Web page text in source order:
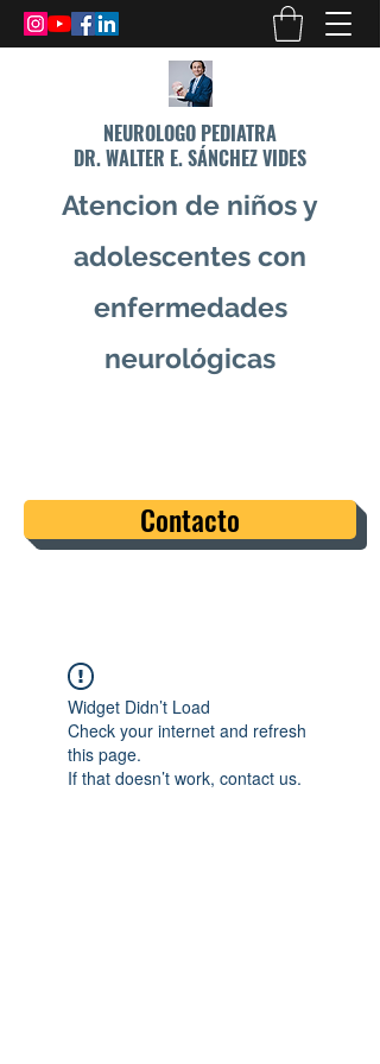
NEUROLOGO PEDIATRA
DR. WALTER E. SÁNCHEZ VIDES
Atencion de niños y
adolescentes con
enfermedades
neurológicas
Contacto
Widget Didn’t Load
Check your internet and refresh
this page.
If that doesn’t work, contact us.